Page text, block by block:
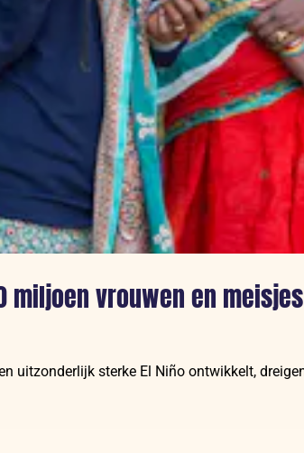
miljoen vrouwen en
uitzonderlijk sterke El Niño ontwikkelt,